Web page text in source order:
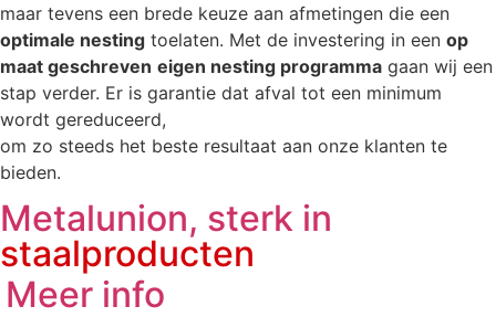
maar tevens een brede keuze aan afmetingen die een
optimale nesting toelaten. Met de investering in een op
maat geschreven eigen nesting programma gaan wij een
stap verder. Er is garantie dat afval tot een minimum
wordt gereduceerd,
om zo steeds het beste resultaat aan onze klanten te
bieden.
Metalunion, sterk in
staalproducten
Meer info